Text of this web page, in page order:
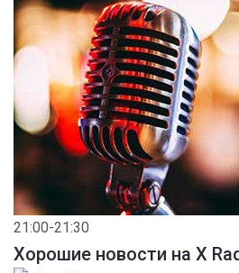
21:00-21:30
Хорошие новости на X